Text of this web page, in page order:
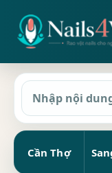
Cần Thợ